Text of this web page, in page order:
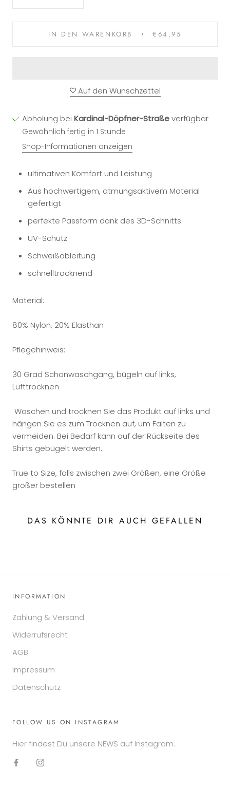
IN DEN WARENKORB €64,95
Auf den Wunschzettel
Abholung bei Kardinal-Döpfner-Straßeverfügbar
Gewöhnlich fertig in 1 Stunde
Shop-Informationen anzeigen
ultimativen Komfort und Leistung
Aus hochwertigem, atmungsaktivem Material
gefertigt
perfekte Passform dank des 3D-Schnitts
UV-Schutz
Schweißableitung
schnelltrocknend
Material:
80% Nylon, 20% Elasthan
Pflegehinweis:
30 Grad Schonwaschgang, bügeln auf links,
Lufttrocknen
Waschen und trocknen Sie das Produkt auf links und
hängen Sie es zum Trocknen auf, um Falten zu
vermeiden. Bei Bedarf kann auf der Rückseite des
Shirts gebügelt werden.
True to Size, falls zwischen zwei Größen, eine Größe
größer bestellen
DAS KÖNNTE DIR AUCH GEFALLEN
INFORMATION
Zahlung & Versand
Widerrufsrecht
AGB
Impressum
Datenschutz
FOLLOW US ON INSTAGRAM
Hier findest Du unsere NEWS auf Instagram.